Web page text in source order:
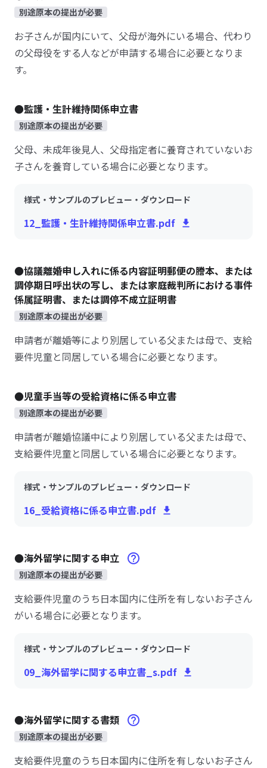
別途原本の提出が必要
お子さんが国内にいて、父母が海外にいる場合、代わり
の父母役をする人などが申請する場合に必要となりま
す。
●監護・生計維持関係申立書
別途原本の提出が必要
父母、未成年後見人、父母指定者に養育されていないお
子さんを養育している場合に必要となります。
様式・サンプルのプレビュー・ダウンロード
12_監護・生計維持関係申立書.pdf
●協議離婚申し入れに係る内容証明郵便の謄本、または
調停期日呼出状の写し、または家庭裁判所における事件
係属証明書、または調停不成立証明書
別途原本の提出が必要
申請者が離婚等により別居している父または母で、支給
要件児童と同居している場合に必要となります。
●児童手当等の受給資格に係る申立書
別途原本の提出が必要
申請者が離婚協議中により別居している父または母で、
支給要件児童と同居している場合に必要となります。
様式・サンプルのプレビュー・ダウンロード
16_受給資格に係る申立書.pdf
●海外留学に関する申立
別途原本の提出が必要
支給要件児童のうち日本国内に住所を有しないお子さん
がいる場合に必要となります。
様式・サンプルのプレビュー・ダウンロード
09_海外留学に関する申立書_s.pdf
●海外留学に関する書類
別途原本の提出が必要
支給要件児童のうち日本国内に住所を有しないお子さん